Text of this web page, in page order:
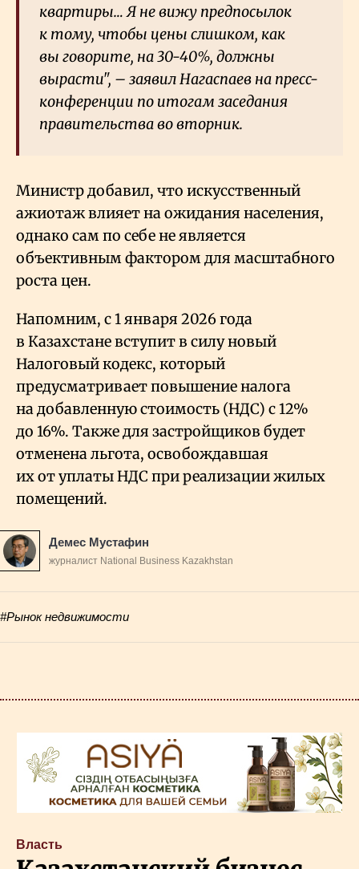
квартиры… Я не вижу предпосылок
к тому, чтобы цены слишком, как
вы говорите, на 30-40%, должны
вырасти", – заявил Нагаспаев на пресс-
конференции по итогам заседания
правительства во вторник.
Министр добавил, что искусственный
ажиотаж влияет на ожидания населения,
однако сам по себе не является
объективным фактором для масштабного
роста цен.
Напомним, с 1 января 2026 года
в Казахстане вступит в силу новый
Налоговый кодекс, который
предусматривает повышение налога
на добавленную стоимость (НДС) с 12%
до 16%. Также для застройщиков будет
отменена льгота, освобождавшая
их от уплаты НДС при реализации жилых
помещений.
Демес Мустафин
журналист National Business Kazakhstan
#Рынок недвижимости
Власть